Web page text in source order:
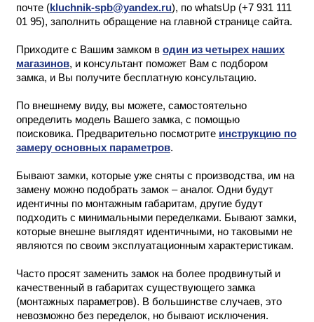
почте (kluchnik-spb@yandex.ru), по whatsUp (+7 931 111
01 95), заполнить обращение на главной странице сайта.
Приходите с Вашим замком в один из четырех наших
магазинов, и консультант поможет Вам с подбором
замка, и Вы получите бесплатную консультацию.
По внешнему виду, вы можете, самостоятельно
определить модель Вашего замка, с помощью
поисковика. Предварительно посмотрите инструкцию по
замеру основных параметров.
Бывают замки, которые уже сняты с производства, им на
замену можно подобрать замок – аналог. Одни будут
идентичны по монтажным габаритам, другие будут
подходить с минимальными переделками. Бывают замки,
которые внешне выглядят идентичными, но таковыми не
являются по своим эксплуатационным характеристикам.
Часто просят заменить замок на более продвинутый и
качественный в габаритах существующего замка
(монтажных параметров). В большинстве случаев, это
невозможно без переделок, но бывают исключения.